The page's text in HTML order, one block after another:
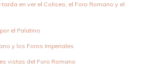
tarda en ver el Coliseo, el Foro Romano y el
el Palatino
y los Foros Imperiales
vistas del Foro Romano